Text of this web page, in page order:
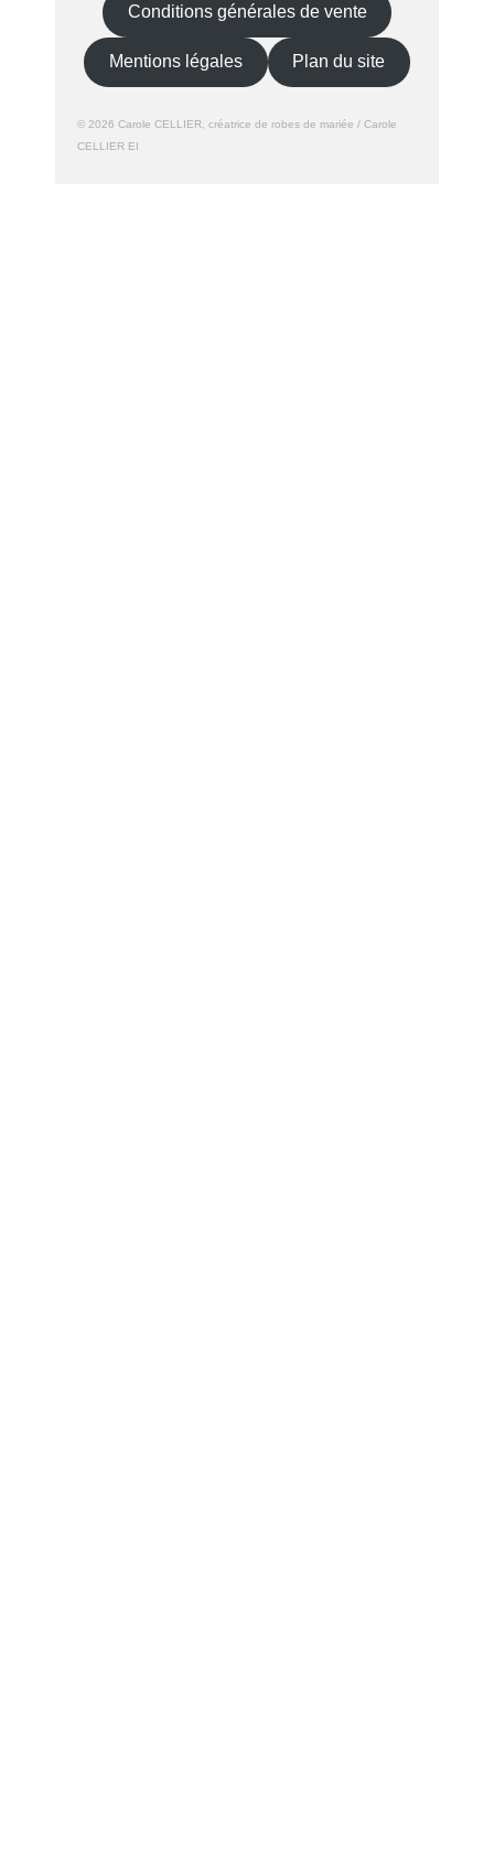
Conditions générales de vente
Mentions légales Plan du site
© 2026 Carole CELLIER, créatrice de robes de mariée / Carole
CELLIER EI